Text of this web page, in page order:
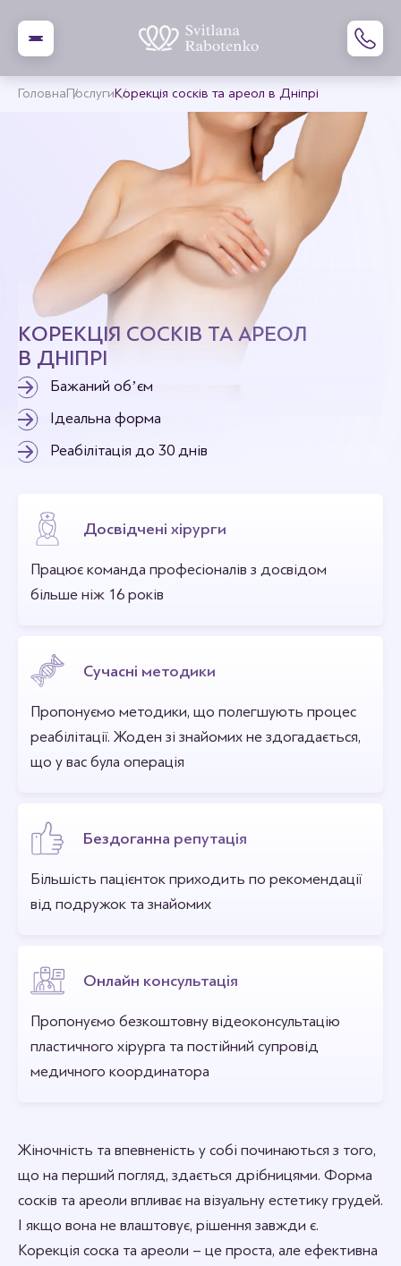
ГоловнаПослугиКорекція сосків та ареол в Дніпрі
КОРЕКЦІЯ СОСКІВ ТА АРЕОЛ
В ДНІПРІ
Бажаний обʼєм
Ідеальна форма
Реабілітація до 30 днів
Досвідчені хірурги
Працює команда професіоналів з досвідом
більше ніж 16 років
Сучасні методики
Пропонуємо методики, що полегшують процес
реабілітації. Жоден зі знайомих не здогадається,
що у вас була операція
Бездоганна репутація
Більшість пацієнток приходить по рекомендації
від подружок та знайомих
Онлайн консультація
Пропонуємо безкоштовну відеоконсультацію
пластичного хірурга та постійний супровід
медичного координатора
Жіночність та впевненість у собі починаються з того,
що на перший погляд, здається дрібницями. Форма
сосків та ареоли впливає на візуальну естетику грудей.
І якщо вона не влаштовує, рішення завжди є.
Корекція соска та ареоли – це проста, але ефективна